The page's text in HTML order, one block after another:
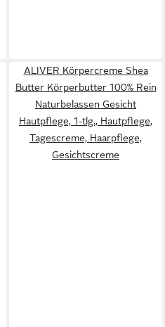
ALIVER Körpercreme Shea
Butter Körperbutter 100% Rein
Naturbelassen Gesicht
Hautpflege, 1-tlg., Hautpflege,
Tagescreme, Haarpflege,
Gesichtscreme